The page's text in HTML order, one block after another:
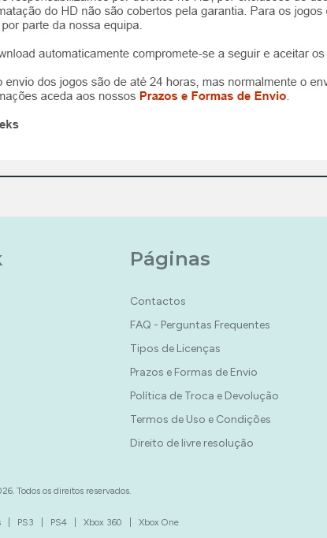
Páginas
Contactos
FAQ - Perguntas Frequentes
Tipos de Licenças
Prazos e Formas de Envio
Política de Troca e Devolução
Termos de Uso e Condições
Direito de livre resolução
Todos os direitos reservados.
PS3 PS4 Xbox 360 Xbox One